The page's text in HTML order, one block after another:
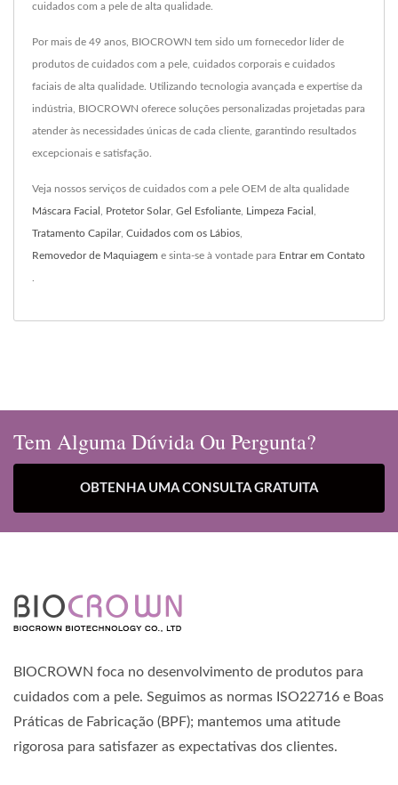
cuidados com a pele de alta qualidade.
Por mais de 49 anos, BIOCROWN tem sido um fornecedor líder de
produtos de cuidados com a pele, cuidados corporais e cuidados
faciais de alta qualidade. Utilizando tecnologia avançada e expertise da
indústria, BIOCROWN oferece soluções personalizadas projetadas para
atender às necessidades únicas de cada cliente, garantindo resultados
excepcionais e satisfação.
Veja nossos serviços de cuidados com a pele OEM de alta qualidade
Máscara Facial , Protetor Solar, Gel Esfoliante, Limpeza Facial ,
Tratamento Capilar, Cuidados com os Lábios,
Removedor de Maquiagem e sinta-se à vontade para Entrar em Contato
.
Tem Alguma Dúvida Ou Pergunta?
OBTENHA UMA CONSULTA GRATUITA
BIOCROWN foca no desenvolvimento de produtos para
cuidados com a pele. Seguimos as normas ISO22716 e Boas
Práticas de Fabricação (BPF); mantemos uma atitude
rigorosa para satisfazer as expectativas dos clientes.